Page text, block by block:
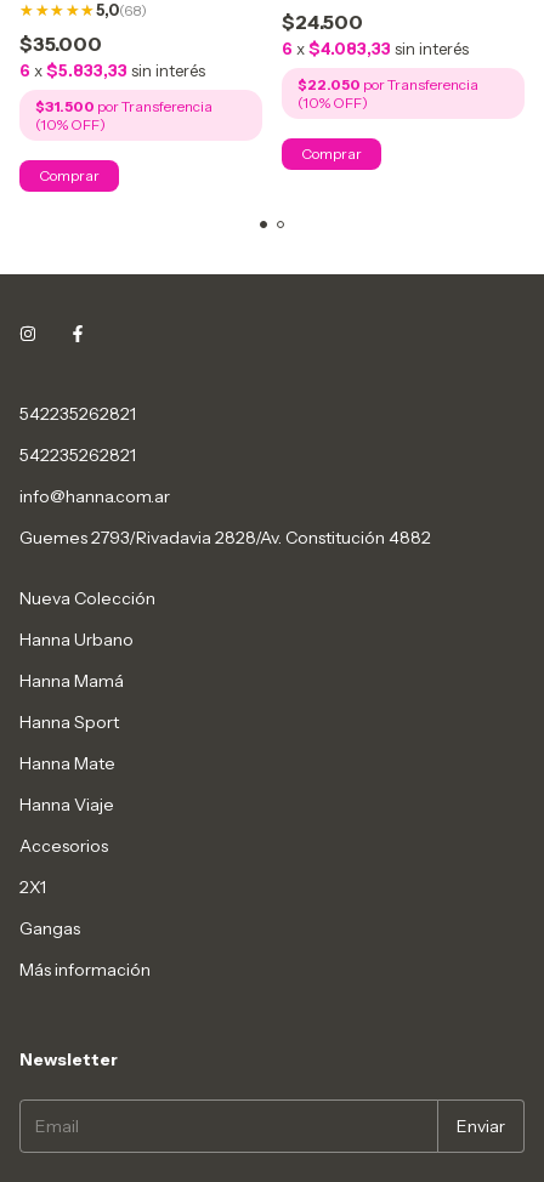
5,0(68)
$35.000
6 x$5.833,33 sin interés
$31.500
$24.500
6 x$4.083,33 sin interés
$22.050
542235262821
542235262821
info@hanna.com.ar
Guemes 2793/Rivadavia 2828/Av. Constitución 4882
Nueva Colección
Hanna Urbano
Hanna Mamá
Hanna Sport
Hanna Mate
Hanna Viaje
Accesorios
2X1
Gangas
Más información
Newsletter